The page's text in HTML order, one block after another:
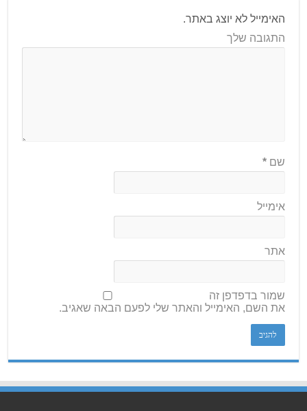
האימייל לא יוצג באתר.
התגובה שלך
שם*
אימייל
אתר
שמור בדפדפן זה
את השם, האימייל והאתר שלי לפעם הבאה שאגיב.